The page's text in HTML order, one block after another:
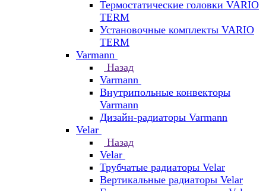
Термостатические головки VARIO
TERM
Установочные комплекты VARIO
TERM
Varmann
Назад
Varmann
Внутрипольные конвекторы
Varmann
Дизайн-радиаторы Varmann
Velar
Назад
Velar
Трубчатые радиаторы Velar
Вертикальные радиаторы Velar